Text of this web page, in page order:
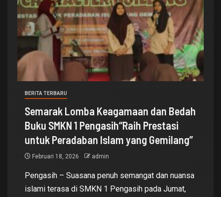
BERITA TERBARU
Semarak Lomba Keagamaan dan Bedah
Buku SMKN 1 Pengasih“Raih Prestasi
untuk Peradaban Islam yang Gemilang”
Februari 18, 2026 admin
Pengasih – Suasana penuh semangat dan nuansa
islami terasa di SMKN 1 Pengasih pada Jumat,